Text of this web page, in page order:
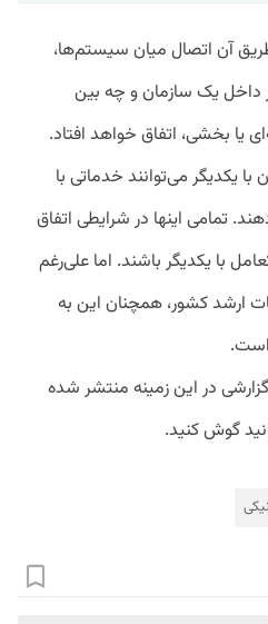
آن اتصال میان سیستم‌ها،
داخل یک سازمان و چه بین
یا بخشی، اتفاق خواهد افتاد.
یکدیگر می‌توانند خدماتی با
تمامی اینها در شرایطی اتفاق
با یکدیگر باشند. اما علی‌رغم
ارشد کشور، همچنان این به
است.
گزارشی در این زمینه منتشر شده
گوش کنید.